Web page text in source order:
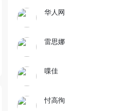
华人网
雷思娜
喋佳
忖高徇